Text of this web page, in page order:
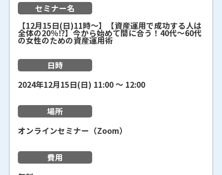
セミナー名
【12月15日(日)11時～】【資産運用で成功する人は
全体の20％⁉】今から始めて間に合う！40代～60代
の女性のための資産運用術
日時
2024年12月15日(日) 11:00 〜 12:00
場所
オンラインセミナー（Zoom）
費用